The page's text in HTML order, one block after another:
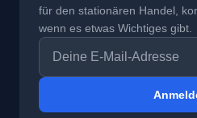
für den stationären Handel,
wenn es etwas Wichtiges gibt.
E-Mail-Adresse